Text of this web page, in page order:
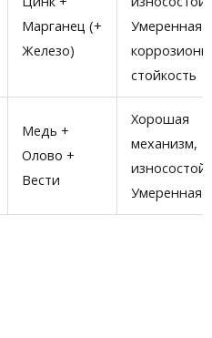
Марганец (+
Железо)
Умеренная
стойкость
Медь +
Олово +
Вести
Хорошая
механизм,
Умеренная